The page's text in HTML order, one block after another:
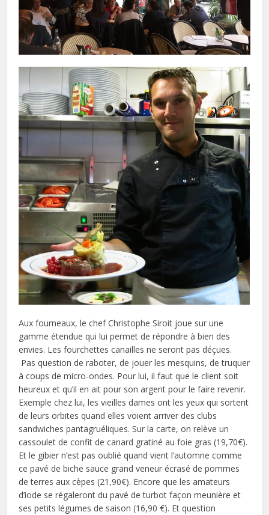
Aux fourneaux, le chef Christophe Siroit joue sur une
gamme étendue qui lui permet de répondre à bien des
envies. Les fourchettes canailles ne seront pas déçues.
Pas question de raboter, de jouer les mesquins, de truquer
à coups de micro-ondes. Pour lui, il faut que le client soit
heureux et qu’il en ait pour son argent pour le faire revenir.
Exemple chez lui, les vieilles dames ont les yeux qui sortent
de leurs orbites quand elles voient arriver des clubs
sandwiches pantagruéliques. Sur la carte, on relève un
cassoulet de confit de canard gratiné au foie gras (19,70€).
Et le gibier n’est pas oublié quand vient l’automne comme
ce pavé de biche sauce grand veneur écrasé de pommes
de terres aux cèpes (21,90€). Encore que les amateurs
d’iode se régaleront du pavé de turbot façon meunière et
ses petits légumes de saison (16,90 €). Et question